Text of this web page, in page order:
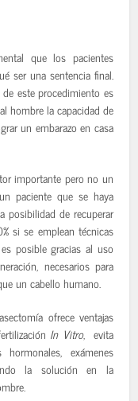
que los pacientes
ser una sentencia final.
este procedimiento es
hombre la capacidad de
un embarazo en casa
importante pero no un
paciente que se haya
posibilidad de recuperar
si se emplean técnicas
posible gracias al uso
necesarios para
un cabello humano.
ofrece ventajas
In Vitro, evita
exámenes
la solución en la